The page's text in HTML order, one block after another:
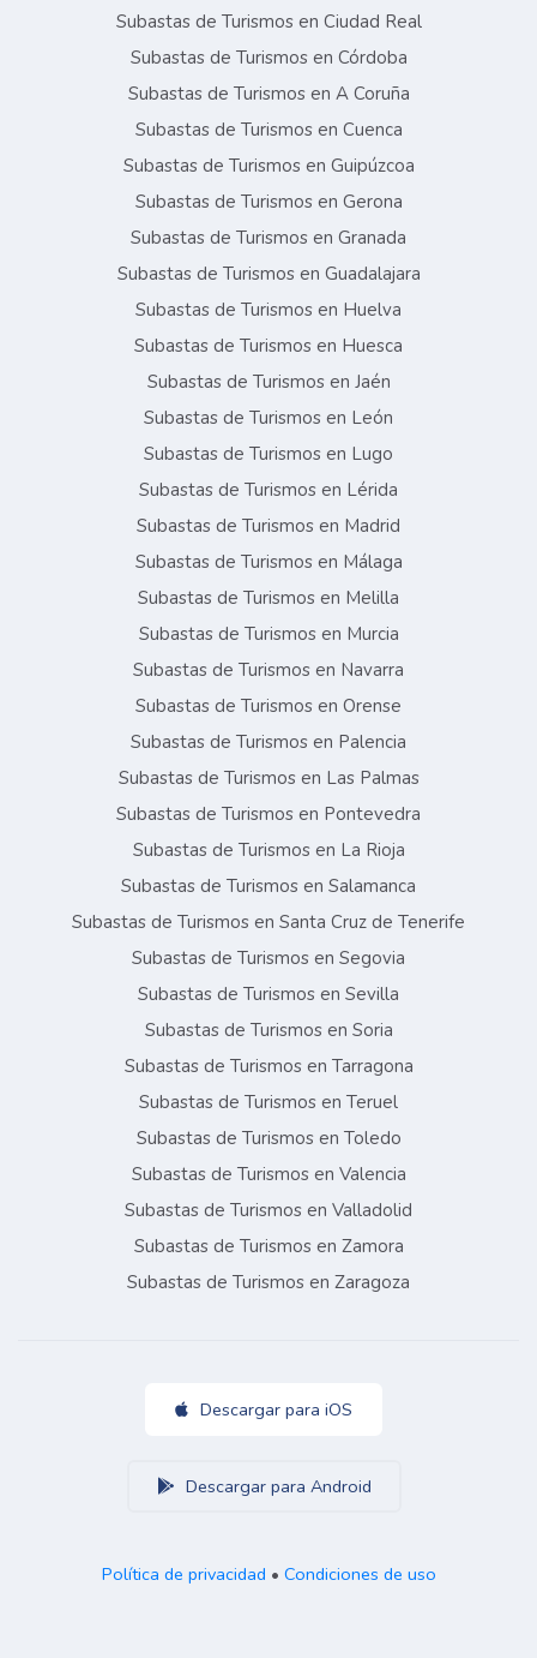
Subastas de Turismos en Ciudad Real
Subastas de Turismos en Córdoba
Subastas de Turismos en A Coruña
Subastas de Turismos en Cuenca
Subastas de Turismos en Guipúzcoa
Subastas de Turismos en Gerona
Subastas de Turismos en Granada
Subastas de Turismos en Guadalajara
Subastas de Turismos en Huelva
Subastas de Turismos en Huesca
Subastas de Turismos en Jaén
Subastas de Turismos en León
Subastas de Turismos en Lugo
Subastas de Turismos en Lérida
Subastas de Turismos en Madrid
Subastas de Turismos en Málaga
Subastas de Turismos en Melilla
Subastas de Turismos en Murcia
Subastas de Turismos en Navarra
Subastas de Turismos en Orense
Subastas de Turismos en Palencia
Subastas de Turismos en Las Palmas
Subastas de Turismos en Pontevedra
Subastas de Turismos en La Rioja
Subastas de Turismos en Salamanca
Subastas de Turismos en Santa Cruz de Tenerife
Subastas de Turismos en Segovia
Subastas de Turismos en Sevilla
Subastas de Turismos en Soria
Subastas de Turismos en Tarragona
Subastas de Turismos en Teruel
Subastas de Turismos en Toledo
Subastas de Turismos en Valencia
Subastas de Turismos en Valladolid
Subastas de Turismos en Zamora
Subastas de Turismos en Zaragoza
Descargar para iOS
Descargar para Android
Política de privacidad • Condiciones de uso